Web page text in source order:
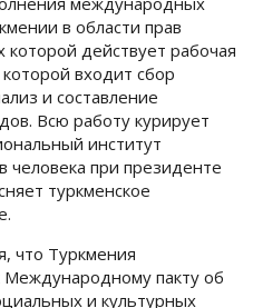
в области прав
которой действует рабочая
входит сбор
и составление
Всю работу курирует
институт
человека при президенте
туркменское
что Туркмения
Международному пакту об
и культурных